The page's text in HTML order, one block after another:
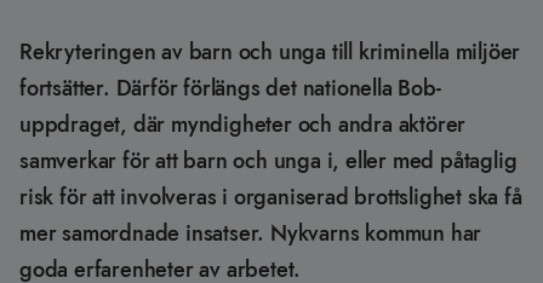
Rekryteringen av barn och unga till kriminella miljöer
fortsätter. Därför förlängs det nationella Bob-
uppdraget, där myndigheter och andra aktörer
samverkar för att barn och unga i, eller med påtaglig
risk för att involveras i organiserad brottslighet ska få
mer samordnade insatser. Nykvarns kommun har
goda erfarenheter av arbetet.